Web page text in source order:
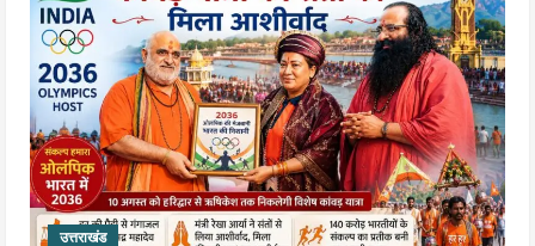
उत्तराखंड